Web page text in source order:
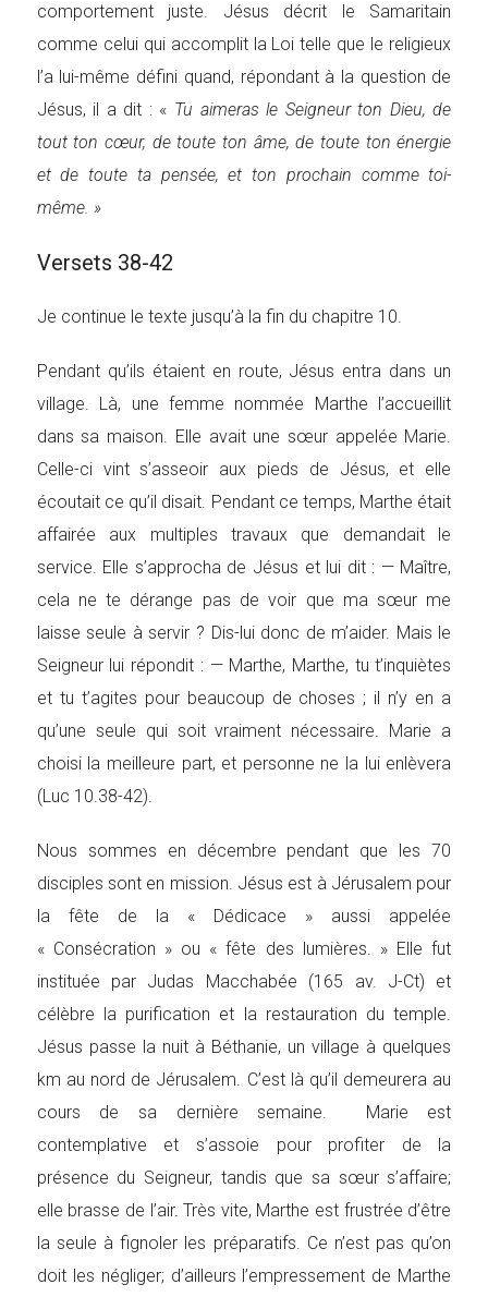
comportement juste. Jésus décrit le Samaritain
comme celui qui accomplit la Loi telle que le religieux
l’a lui-même défini quand, répondant à la question de
Jésus, il a dit : « Tu aimeras le Seigneur ton Dieu, de
tout ton cœur, de toute ton âme, de toute ton énergie
et de toute ta pensée, et ton prochain comme toi-
même. »
Versets 38-42
Je continue le texte jusqu’à la fin du chapitre 10.
Pendant qu’ils étaient en route, Jésus entra dans un
village. Là, une femme nommée Marthe l’accueillit
dans sa maison. Elle avait une sœur appelée Marie.
Celle-ci vint s’asseoir aux pieds de Jésus, et elle
écoutait ce qu’il disait. Pendant ce temps, Marthe était
affairée aux multiples travaux que demandait le
service. Elle s’approcha de Jésus et lui dit : — Maître,
cela ne te dérange pas de voir que ma sœur me
laisse seule à servir ? Dis-lui donc de m’aider. Mais le
Seigneur lui répondit : — Marthe, Marthe, tu t’inquiètes
et tu t’agites pour beaucoup de choses ; il n’y en a
qu’une seule qui soit vraiment nécessaire. Marie a
choisi la meilleure part, et personne ne la lui enlèvera
(Luc 10.38-42).
Nous sommes en décembre pendant que les 70
disciples sont en mission. Jésus est à Jérusalem pour
la fête de la « Dédicace » aussi appelée
« Consécration » ou « fête des lumières. » Elle fut
instituée par Judas Macchabée (165 av. J-Ct) et
célèbre la purification et la restauration du temple.
Jésus passe la nuit à Béthanie, un village à quelques
km au nord de Jérusalem. C’est là qu’il demeurera au
cours de sa dernière semaine. Marie est
contemplative et s’assoie pour profiter de la
présence du Seigneur, tandis que sa sœur s’affaire;
elle brasse de l’air. Très vite, Marthe est frustrée d’être
la seule à fignoler les préparatifs. Ce n’est pas qu’on
doit les négliger; d’ailleurs l’empressement de Marthe